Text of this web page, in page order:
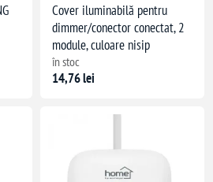
Cover iluminabilă pentru
dimmer/conector conectat, 2
module, culoare nisip
în stoc
14,76 lei